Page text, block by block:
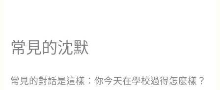
常見的沈默
常見的對話是這樣：你今天在學校過得怎麼樣？